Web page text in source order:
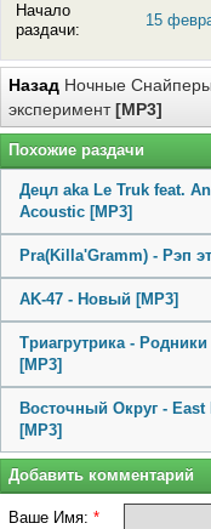
Начало
раздачи:
15
Назад Ночные
эксперимент[MP3]
Похожие раздачи
Децл aka Le Truk feat.
Acoustic [MP3]
Pra(Killa'Gramm) - Рэп
AK-47 - Новый [MP3]
Триагрутрика -
[MP3]
Восточный Округ - East
[MP3]
Добавить комментарий
Ваше Имя: *